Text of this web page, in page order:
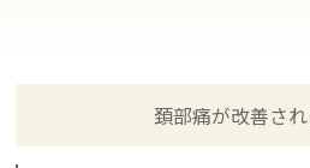
頚部痛が改善され